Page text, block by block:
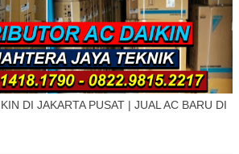
DI JAKARTA PUSAT | JUAL AC BARU DI